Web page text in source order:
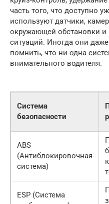
часть того, что доступно
используют датчики,
окружающей обстановки
ситуаций. Иногда они
помнить, что ни одна
внимательного водителя.
Система
безопасности
ABS
(Антиблокировочная
система)
ESP (Система